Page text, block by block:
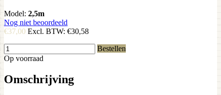
Model: 2,5m
Nog niet beoordeeld
€37,00 Excl. BTW: €30,58
Bestellen
Op voorraad
Omschrijving